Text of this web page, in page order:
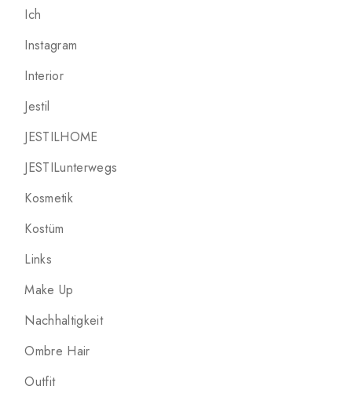
Ich
Instagram
Interior
Jestil
JESTILHOME
JESTILunterwegs
Kosmetik
Kostüm
Links
Make Up
Nachhaltigkeit
Ombre Hair
Outfit